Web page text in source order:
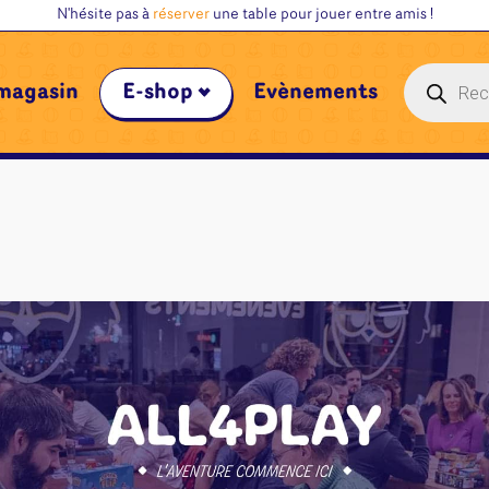
N'hésite pas à réserverune table pour jouer entre amis !
E-shop Évènements
Recherche
de
produits